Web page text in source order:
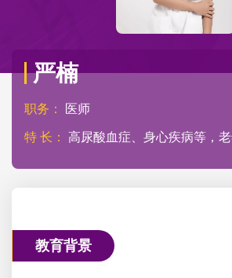
严楠
职务： 医师
特 长： 高尿酸血症、身心疾病等，老
教育背景